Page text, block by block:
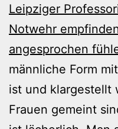
Leipziger
Notwehr
angesprochen
männliche Form
ist und klargestellt
Frauen gemeint